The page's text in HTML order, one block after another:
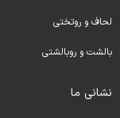
لحاف و روتختی
بالشت و روبالشتی
نشانی ما